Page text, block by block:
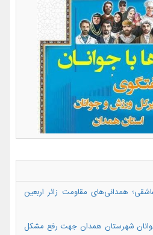
همدانی‌های مقاومت زائر اربعین
شهرستان همدان جهت رفع مشکل